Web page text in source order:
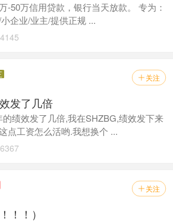
-50万信用贷款，银行当天放款。 专为：
企业/业主/提供正规 ...
4145
 关注
发了几倍
绩效发了几倍,我在SHZBG,绩效发下来
点工资怎么活哟.我想换个 ...
6367
 关注
！！）